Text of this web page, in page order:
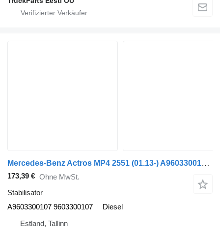
Mercedes-Benz Actros MP4 2551 (01.13-) A9603300107 Stabilisator für Mercedes-Benz Actros MP4 Antos Arocs (2012-) Sattelzugmaschine
173,39 € Ohne MwSt.
Stabilisator
A9603300107 9603300107
Diesel
Estland, Tallinn